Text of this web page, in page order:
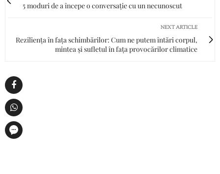
5 moduri de a începe o conversație cu un necunoscut
NEXT ARTICLE
Reziliența în fața schimbărilor: Cum ne putem întări corpul,
mintea și sufletul în fața provocărilor climatice